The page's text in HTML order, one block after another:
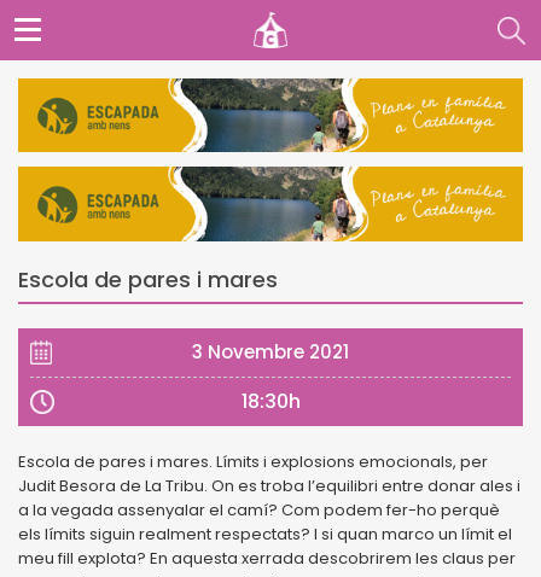
Escola de pares i mares
3 Novembre 2021
18:30h
Escola de pares i mares. Límits i explosions emocionals, per
Judit Besora de La Tribu. On es troba l’equilibri entre donar ales i
a la vegada assenyalar el camí? Com podem fer-ho perquè
els límits siguin realment respectats? I si quan marco un límit el
meu fill explota? En aquesta xerrada descobrirem les claus per